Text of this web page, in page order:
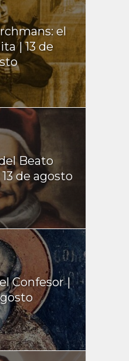
el
| 13 de
Beato
de agosto
Confesor |